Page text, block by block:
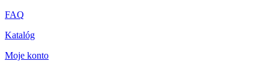
FAQ
Katalóg
Moje konto